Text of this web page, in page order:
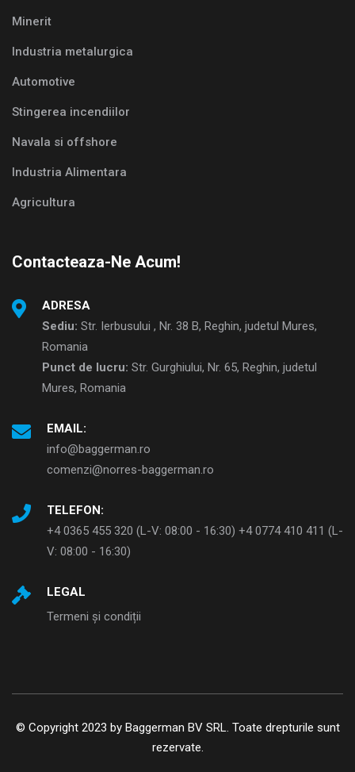
Minerit
Industria metalurgica
Automotive
Stingerea incendiilor
Navala si offshore
Industria Alimentara
Agricultura
Contacteaza-Ne Acum!
ADRESA
Sediu: Str. Ierbusului , Nr. 38 B, Reghin, judetul Mures,
Romania
Punct de lucru: Str. Gurghiului, Nr. 65, Reghin, judetul
Mures, Romania
EMAIL:
info@baggerman.ro
comenzi@norres-baggerman.ro
TELEFON:
+4 0365 455 320 (L-V: 08:00 - 16:30) +4 0774 410 411 (L-
V: 08:00 - 16:30)
LEGAL
Termeni și condiții
© Copyright 2023 by Baggerman BV SRL. Toate drepturile sunt
rezervate.